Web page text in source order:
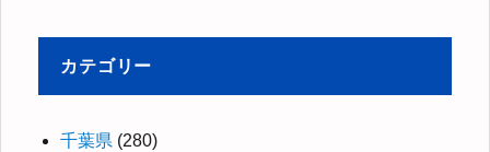
カテゴリー
千葉県 (280)